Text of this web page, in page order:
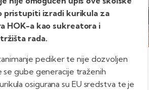
pristupiti izradi kurikula za
HOK-a kao sukreatora i
rada.
pediker te nije dozvoljen
gube generacije traženih
osigurana su EU sredstva te je